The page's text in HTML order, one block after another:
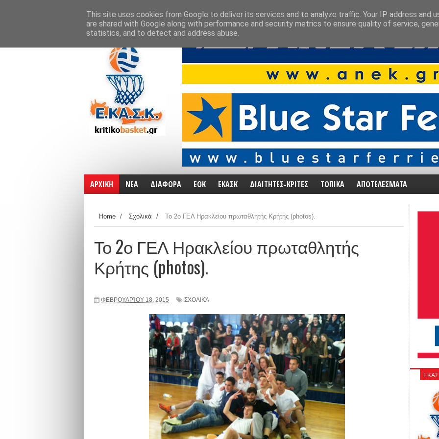
ΑΡΧΙΚΗ ΝΕΑ ΔΙΑΦΟΡΑ ΕΟΚ ΕΚΑΣΚ ΔΙΑΙΤΗΤΕΣ-ΚΡΙΤΕΣ ΤΟΠΙΚΑ ΑΠΟΤΕΛΕΣΜΑΤΑ
Home / Σχολικά / Το 2ο ΓΕΛ Ηρακλείου πρωταθλητής Κρήτης (photos).
Το 2ο ΓΕΛ Ηρακλείου πρωταθλητής
Κρήτης (photos).
ΦΕΒΡΟΥΑΡΊΟΥ 18, 2015 ΣΧΟΛΙΚΆ
This site uses cookies from Google to deliver its services and to analyze traffic. Your IP address and
are shared with Google along with performance and security metrics to ensure quality of service,
statistics, and to detect and address abuse.